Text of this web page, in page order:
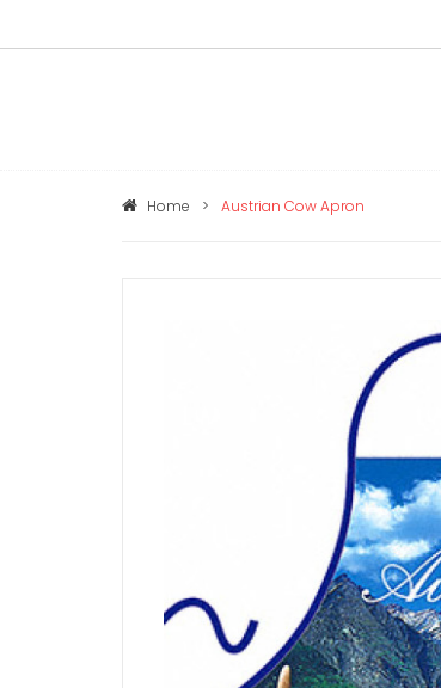
Home > Austrian Cow Apron